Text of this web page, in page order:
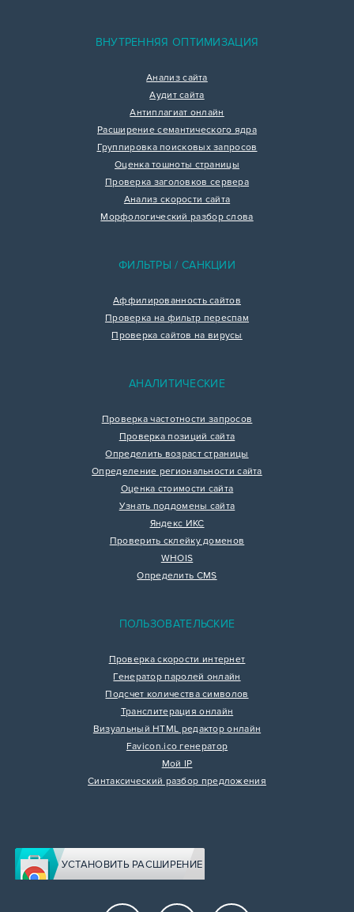
ВНУТРЕННЯЯ ОПТИМИЗАЦИЯ
Анализ сайта
Аудит сайта
Антиплагиат онлайн
Расширение семантического ядра
Группировка поисковых запросов
Оценка тошноты страницы
Проверка заголовков сервера
Анализ скорости сайта
Морфологический разбор слова
ФИЛЬТРЫ / САНКЦИИ
Аффилированность сайтов
Проверка на фильтр переспам
Проверка сайтов на вирусы
АНАЛИТИЧЕСКИЕ
Проверка частотности запросов
Проверка позиций сайта
Определить возраст страницы
Определение региональности сайта
Оценка стоимости сайта
Узнать поддомены сайта
Яндекс ИКС
Проверить склейку доменов
WHOIS
Определить CMS
ПОЛЬЗОВАТЕЛЬСКИЕ
Проверка скорости интернет
Генератор паролей онлайн
Подсчет количества символов
Транслитерация онлайн
Визуальный HTML редактор онлайн
Favicon.ico генератор
Мой IP
Синтаксический разбор предложения
УСТАНОВИТЬ РАСШИРЕНИЕ